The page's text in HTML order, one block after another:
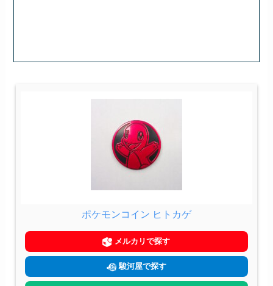
ポケモンコイン ヒトカゲ
メルカリで探す
駿河屋で探す